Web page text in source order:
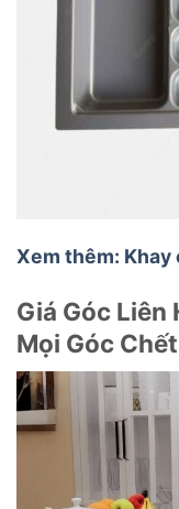
Xem thêm: Khay
Giá Góc Liên
Mọi Góc Chết